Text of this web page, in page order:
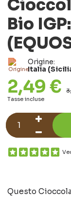
Bio
Origine:
Italia
2,49 €
Tasse incluse
Questo